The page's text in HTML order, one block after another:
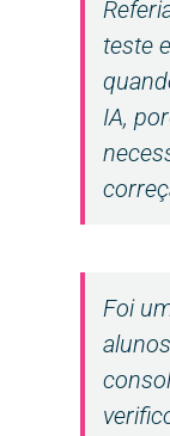
teste
IA,
Foi